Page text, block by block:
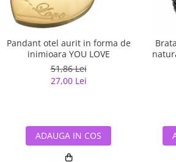
Pandant otel aurit in forma de
inimioara YOU LOVE
51,86 Lei
27,00 Lei
ADAUGA IN COS